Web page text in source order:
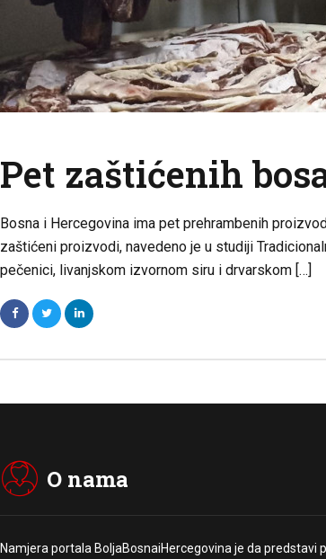
Pet zaštićenih
Bosna i Hercegovina ima pet prehrambenih
zaštićeni proizvodi, navedeno je u studiji
pečenici, livanjskom izvornom siru i drvarskom […]
O nama
Namjera portala BoljaBosnaiHercegovina je da predstavi